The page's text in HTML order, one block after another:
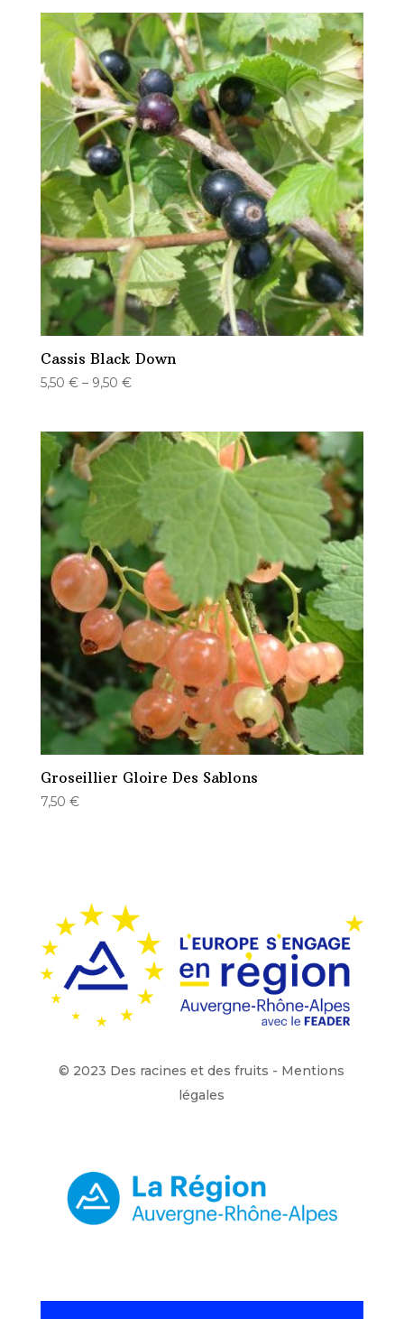
Cassis Black Down
5,50 €– 9,50 €
Groseillier Gloire Des Sablons
7,50 €
© 2023 Des racines et des fruits - Mentions
légales